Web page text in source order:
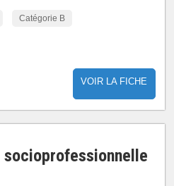
Catégorie B
VOIR LA FICHE